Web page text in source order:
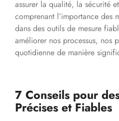
assurer la qualité, la sécurité
comprenant l’importance des
dans des outils de mesure
améliorer nos processus, nos
quotidienne de manière
7 Conseils pour
Précises et Fiables